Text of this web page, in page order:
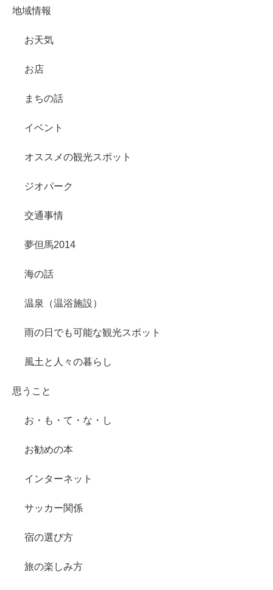
地域情報
お天気
お店
まちの話
イベント
オススメの観光スポット
ジオパーク
交通事情
夢但馬2014
海の話
温泉（温浴施設）
雨の日でも可能な観光スポット
風土と人々の暮らし
思うこと
お・も・て・な・し
お勧めの本
インターネット
サッカー関係
宿の選び方
旅の楽しみ方